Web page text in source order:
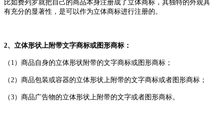
比如费列罗就把自己的商品本身注册成了立体商标，其独特的外观具
有充分的显著性，是可以作为立体商标进行注册的。
2、立体形状上附带文字商标或图形商标：
（ 1）商品自身的立体形状附带的文字商标或图形商标；
（2）商品包装或容器的立体形状上附带的文字商标或者图形商标；
（3）商品广告物的立体形状上附带的文字或者图形商标。